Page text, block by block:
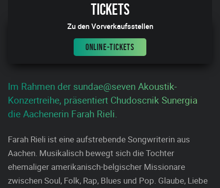
Tickets
Zu den Vorverkaufsstellen
ONLINE-TICKETS
Im Rahmen der sundae@seven Akoustik-
Konzertreihe, präsentiert Chudoscnik Sunergia
die Aachenerin Farah Rieli.
Farah Rieli ist eine aufstrebende Songwriterin aus
Aachen. Musikalisch bewegt sich die Tochter
ehemaliger amerikanisch-belgischer Missionare
zwischen Soul, Folk, Rap, Blues und Pop. Glaube, Liebe